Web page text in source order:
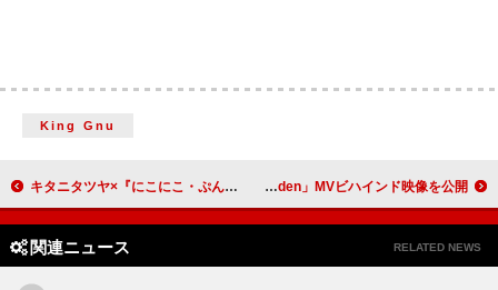
King Gnu
キタニタツヤ×『にこにこ・ぷん NEO』コラボ映像公開 BE:FIRST、撮影時の音声も聞ける「Secret Garden」MVビハインド映像を公開
関連ニュース RELATED NEWS